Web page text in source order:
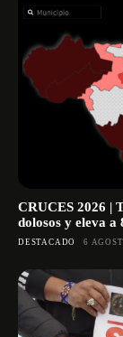
CRUCES 2026 |
dolosos y eleva a
DESTACADO 6